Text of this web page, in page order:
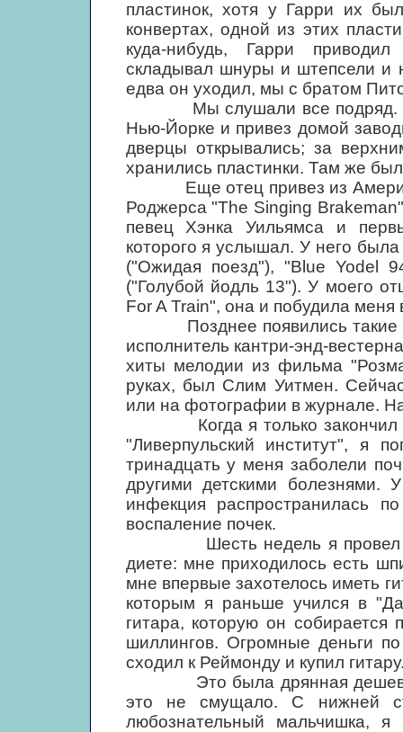
пластинок, хотя у Гарри их
конвертах, одной из этих
куда-нибудь, Гарри
складывал шнуры и штепсели и
едва он уходил, мы с братом
Мы слушали все подряд.
Нью-Йорке и привез домой
дверцы открывались; за
хранились пластинки. Там же
Еще отец привез из Америки
Роджерса "The Singing
певец Хэнка Уильямса и
которого я услышал. У него
("Ожидая поезд"), "Blue Yodel
("Голубой йодль 13"). У моего
For A Train", она и побудила меня
Позднее появились такие
исполнитель кантри-энд-
хиты мелодии из фильма
руках, был Слим Уитмен.
или на фотографии в журнале.
Когда я только закончил
"Ливерпульский институт", я
тринадцать у меня заболели
другими детскими
инфекция распространилась
воспаление почек.
Шесть недель я провел в
диете: мне приходилось есть
мне впервые захотелось иметь
которым я раньше учился в
гитара, которую он
шиллингов. Огромные деньги
сходил к Реймонду и купил
Это была дрянная дешевая
это не смущало. С нижней
любознательный мальчишка,